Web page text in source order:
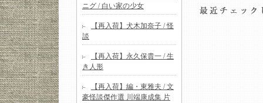
ニグ / 白い家の少女
【再入荷】犬木加奈子 / 怪
談
【再入荷】永久保貴一 / 生
き人形
【再入荷】編・東雅夫 / 文
豪怪談傑作選 川端康成集 片